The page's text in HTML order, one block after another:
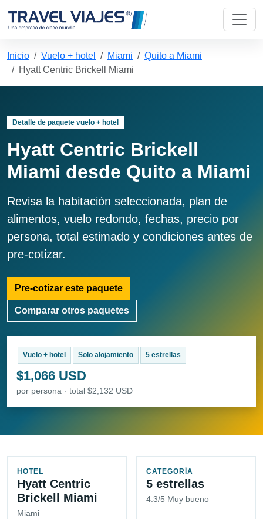
Inicio Vuelo + hotel Miami
Quito a Miami
Hyatt Centric Brickell Miami
Detalle de paquete vuelo + hotel
Hyatt Centric Brickell
Miami desde Quito a Miami
Revisa la habitación seleccionada, plan de
alimentos, vuelo redondo, fechas, precio por
persona, total estimado y condiciones antes de
pre-cotizar.
Pre-cotizar este paquete
Comparar otros paquetes
Vuelo + hotel Solo alojamiento 5 estrellas
$1,066 USD
por persona · total $2,132 USD
HOTEL
Hyatt Centric
Brickell Miami
Miami
CATEGORÍA
5 estrellas
4.3/5 Muy bueno